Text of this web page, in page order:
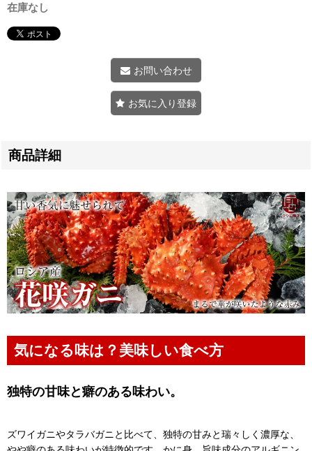
在庫なし
お問い合わせ
お気に入り登録
商品詳細
気になる味は？美味しい食べ方
独特の甘味と癖のある味わい。
ズワイガニやタラバガニと比べて、独特の甘みと瑞々しく濃厚な、